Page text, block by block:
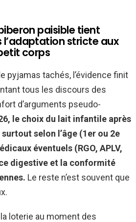
paisible tient
stricte aux
corps
pyjamas tachés, l’évidence finit
tous les discours des
d’arguments pseudo-
le choix du lait infantile après
selon l’âge (1er ou 2e
éventuels (RGO, APLV,
digestive et la conformité
Le reste n’est souvent que
loterie au moment des